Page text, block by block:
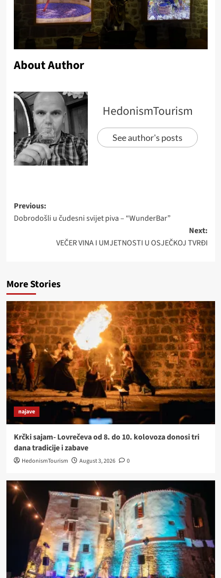
About Author
HedonismTourism
See author's posts
Post
navigation
Previous:
Dobrodošli u čudesni svijet piva – “WunderBar”
Next:
VEČER VINA I UMJETNOSTI U OSJEČKOJ TVRĐI
More Stories
najave
Krčki sajam- Lovrečeva od 8. do 10. kolovoza donosi tri
dana tradicije i zabave
HedonismTourism August 3, 2026 0